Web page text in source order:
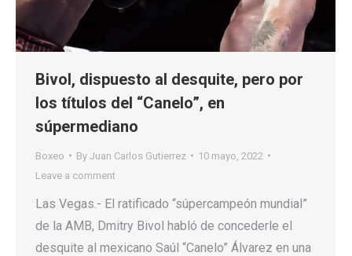
Bivol, dispuesto al desquite, pero por
los títulos del “Canelo”, en
súpermediano
Boxeo By Juan Carlos Gutierrez
10 mayo, 2022
Leave a comment
Las Vegas.- El ratificado “súpercampeón mundial”
de la AMB, Dmitry Bivol habló de concederle el
desquite al mexicano Saúl “Canelo” Álvarez en una